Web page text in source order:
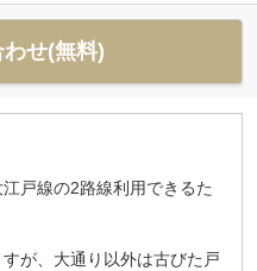
せ(無料)
戸線の2路線利用できるた
が、大通り以外は古びた戸